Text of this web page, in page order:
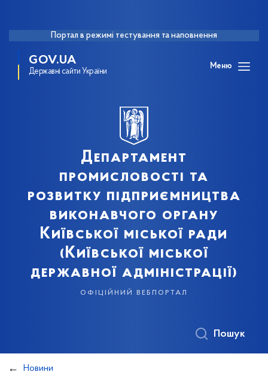
Портал в режимі тестування та наповнення
GOV.UA
Державні сайти України
Меню
Департамент
промисловості та
розвитку підприємництва
виконавчого органу
Київської міської ради
(Київської міської
державної адміністрації)
офіційний вебпортал
Пошук
Новини